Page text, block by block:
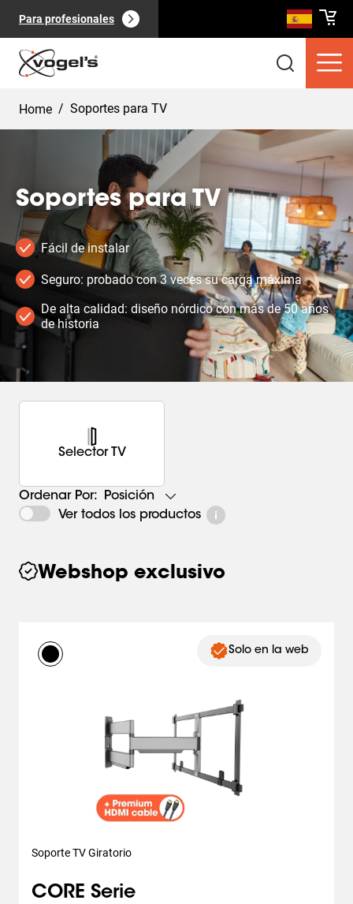
Para profesionales
Productos de consumo (0 ): Ver todo
Páginas( Ver todo
Home / Soportes para TV
Soportes para TV
Fácil de instalar
Seguro: probado con 3 veces su carga máxima
De alta calidad: diseño nórdico con más de 50 años
de historia
Selector TV
Ordenar Por:
Posición
Ver todos los productos
Webshop exclusivo
Solo en la web
Soporte TV Giratorio
CORE Serie